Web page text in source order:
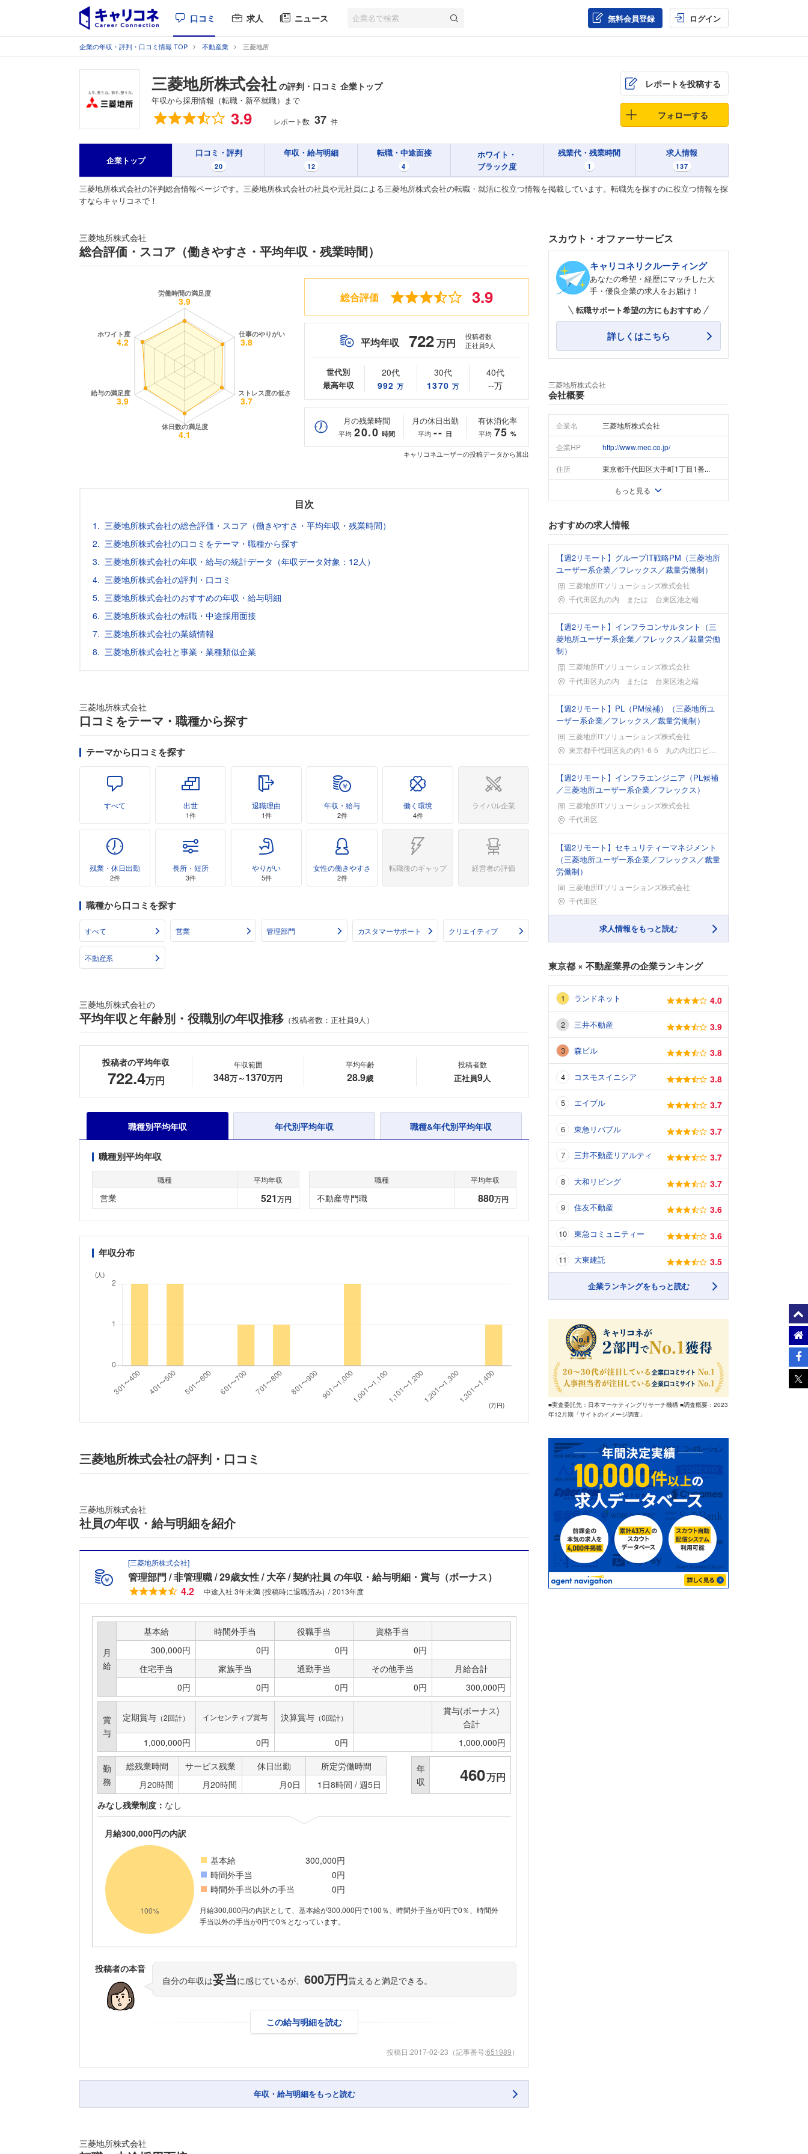
口コミ 求人 ニュース 無料会員登録 ログイン
企業の年収・評判・口コミ情報 TOP 不動産業 三菱地所
三菱地所株式会社 の評判・口コミ 企業トップ
年収から採用情報（転職・新卒就職）まで
総合評価 3.9 レポート数 37 件
レポートを投稿する
フォローする
企業トップ
口コミ・評判
20
年収・給与明細
12
転職・中途面接
4
ホワイト・
ブラック度
残業代・残業時間
1
求人情報
137
三菱地所株式会社の評判総合情報ページです。三菱地所株式会社の社員や元社員による三菱地所株式会社の転職・就活に役立つ情報を掲載しています。転職先を探すのに役立つ情報を探
すならキャリコネで！
フォローしました
三菱地所株式会社
総合評価・スコア（働きやすさ・平均年収・残業時間）
総合評価 3.9
平均年収 722万円
投稿者数
正社員9人
世代別
最高年収
20代
992 万
30代
1370 万
40代
--万
月の残業時間
平均 20.0 時間
月の休日出勤
平均 -- 日
有休消化率
平均 75 %
キャリコネユーザーの投稿データから算出
目次
三菱地所株式会社の総合評価・スコア（働きやすさ・平均年収・残業時間）
三菱地所株式会社の口コミをテーマ・職種から探す
三菱地所株式会社の年収・給与の統計データ（年収データ対象：12人）
三菱地所株式会社の評判・口コミ
三菱地所株式会社のおすすめの年収・給与明細
三菱地所株式会社の転職・中途採用面接
三菱地所株式会社の業績情報
三菱地所株式会社と事業・業種類似企業
三菱地所株式会社
口コミをテーマ・職種から探す
テーマから口コミを探す
すべて 出世
1件
退職理由
1件
年収・給与
2件
働く環境
4件
ライバル企業
残業・休日出勤
2件
長所・短所
3件
やりがい
5件
女性の働きやすさ
2件
転職後のギャップ 経営者の評価
職種から口コミを探す
すべて 営業 管理部門 カスタマーサポート クリエイティブ
不動産系
三菱地所株式会社の
平均年収と年齢別・役職別の年収推移 （投稿者数：正社員9人）
投稿者の平均年収
722.4万円
年収範囲
348万～1370万円
平均年齢
28.9歳
投稿者数
正社員9人
職種別平均年収 年代別平均年収 職種&年代別平均年収
職種別平均年収
職種 平均年収
営業 521万円
職種 平均年収
不動産専門職 880万円
年収分布
(人)
(万円)
三菱地所株式会社の評判・口コミ
三菱地所株式会社
社員の年収・給与明細を紹介
[三菱地所株式会社]
管理部門 非管理職 29歳女性 大卒 契約社員 の年収・給与明細・賞与（ボーナス）
4.2
中途入社 3年未満 (投稿時に退職済み) 2013年度
月
給
基本給 時間外手当 役職手当
資格手当
300,000円
0円 0円
0円
住宅手当
家族手当 通勤手当 その他手当
月給合計
0円
0円 0円 0円 300,000円
賞
与
定期賞与 （2回計） インセンティブ賞与 決算賞与（0回計）
賞与(ボーナス)
合計
1,000,000円
0円 0円 1,000,000円
勤
務
総残業時間 サービス残業 休日出勤
所定労働時間
月20時間
月20時間 月0日 1日8時間 / 週5日
年
収
460万円
みなし残業制度： なし
月給300,000円の内訳
基本給
300,000円
時間外手当
0円
時間外手当以外の手当
0円
月給300,000円の内訳として、基本給が300,000円で100％、時間外手当が0円で0％、時間外
手当以外の手当が0円で0％となっています。
投稿者の本音
自分の年収は妥当に感じているが、 600万円貰えると満足できる。
この給与明細を読む
投稿日:2017-02-23 （記事番号:651989）
年収・給与明細をもっと読む
三菱地所株式会社
スカウト・オファーサービス
キャリコネリクルーティング
あなたの希望・経歴にマッチした大
手・優良企業の求人をお届け！
転職サポート希望の方にもおすすめ
詳しくはこちら
三菱地所株式会社
会社概要
企業名 三菱地所株式会社
企業HP http://www.mec.co.jp/
住所 東京都千代田区大手町1丁目1番...
もっと見る
おすすめの求人情報
【週2リモート】グループIT戦略PM（三菱地所
ユーザー系企業／フレックス／裁量労働制）
三菱地所ITソリューションズ株式会社
勤務地千代田区丸の内 または 台東区池之端
【週2リモート】インフラコンサルタント（三
菱地所ユーザー系企業／フレックス／裁量労働
制）
三菱地所ITソリューションズ株式会社
勤務地千代田区丸の内 または 台東区池之端
【週2リモート】PL（PM候補）（三菱地所ユ
ーザー系企業／フレックス／裁量労働制）
三菱地所ITソリューションズ株式会社
勤務地東京都千代田区丸の内1-6-5 丸の内北口ビルor
【週2リモート】インフラエンジニア（PL候補
／三菱地所ユーザー系企業／フレックス）
三菱地所ITソリューションズ株式会社
勤務地千代田区
【週2リモート】セキュリティーマネジメント
（三菱地所ユーザー系企業／フレックス／裁量
労働制）
三菱地所ITソリューションズ株式会社
勤務地千代田区
求人情報をもっと読む
東京都 × 不動産業界の企業ランキング
ランドネット 4.0
三井不動産 3.9
森ビル 3.8
コスモスイニシア 3.8
エイブル 3.7
東急リバブル 3.7
三井不動産リアルティ 3.7
大和リビング 3.7
住友不動産 3.6
東急コミュニティー 3.6
大東建託 3.5
企業ランキングをもっと読む
■実査委託先：日本マーケティングリサーチ機構 ■調査概要：2023
年12月期「サイトのイメージ調査」